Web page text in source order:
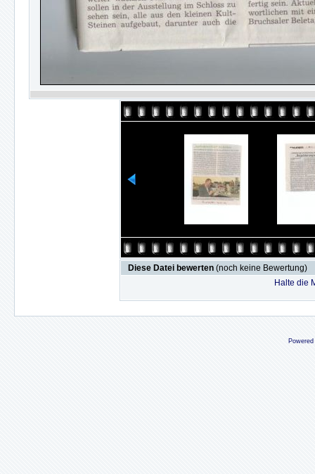
Diese Datei bewerten (noch keine Bewertung)
Halte die